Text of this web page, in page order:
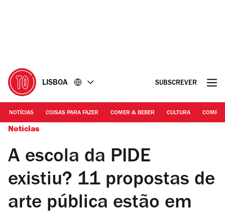
LISBOA SUBSCREVER
NOTÍCIAS COISAS PARA FAZER COMER & BEBER CULTURA
Notícias
A escola da PIDE
existiu? 11 propostas de
arte pública estão em